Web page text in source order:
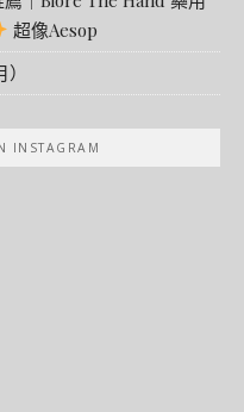
超像Aesop
INSTAGRAM